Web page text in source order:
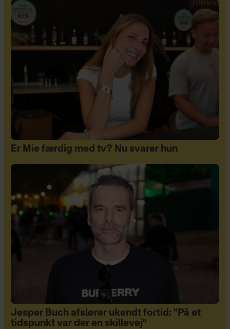
Er Mie færdig med tv? Nu svarer hun
Jesper Buch afslører ukendt fortid: "På et
tidspunkt var der en skillevej"